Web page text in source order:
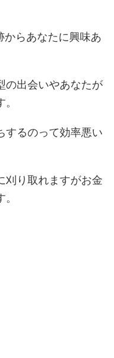
からあなたに興味あ
の出会いやあなたが
するのって効率悪い
刈り取れますがお金